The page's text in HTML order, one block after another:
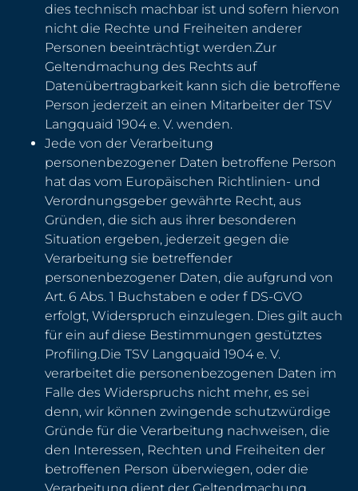
dies technisch machbar ist und sofern hiervon
nicht die Rechte und Freiheiten anderer
Personen beeinträchtigt werden.Zur
Geltendmachung des Rechts auf
Datenübertragbarkeit kann sich die betroffene
Person jederzeit an einen Mitarbeiter der TSV
Langquaid 1904 e. V. wenden.
Jede von der Verarbeitung
personenbezogener Daten betroffene Person
hat das vom Europäischen Richtlinien- und
Verordnungsgeber gewährte Recht, aus
Gründen, die sich aus ihrer besonderen
Situation ergeben, jederzeit gegen die
Verarbeitung sie betreffender
personenbezogener Daten, die aufgrund von
Art. 6 Abs. 1 Buchstaben e oder f DS-GVO
erfolgt, Widerspruch einzulegen. Dies gilt auch
für ein auf diese Bestimmungen gestütztes
Profiling.Die TSV Langquaid 1904 e. V.
verarbeitet die personenbezogenen Daten im
Falle des Widerspruchs nicht mehr, es sei
denn, wir können zwingende schutzwürdige
Gründe für die Verarbeitung nachweisen, die
den Interessen, Rechten und Freiheiten der
betroffenen Person überwiegen, oder die